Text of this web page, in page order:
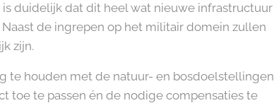
duidelijk dat dit heel wat nieuwe infrastructuur
de ingrepen op het militair domein zullen
zijn.
te houden met de natuur- en bosdoelstellingen
toe te passen én de nodige compensaties te